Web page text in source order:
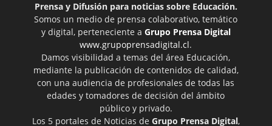
Prensa y Difusión para noticias sobre Educación.
Somos un medio de prensa colaborativo, temático
y digital, perteneciente a Grupo Prensa Digital
www.grupoprensadigital.cl.
Damos visibilidad a temas del área Educación,
mediante la publicación de contenidos de calidad,
con una audiencia de profesionales de todas las
edades y tomadores de decisión del ámbito
público y privado.
Los 5 portales de Noticias de Grupo Prensa Digital,